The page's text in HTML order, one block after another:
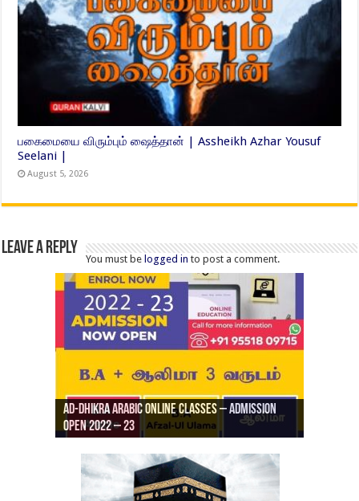
பகைமையை விரும்பும் ஷைத்தான் | Assheikh Azhar Yousuf
Seelani |
August 5, 2026
Leave a Reply
You must be logged in to post a comment.
Ad-Dhikra Arabic Online Classes – Admission
Open 2022 – 23
Ad-Dhikra Arabic Online Classes – BA Arabic
AD DHIKRA ARABIC COLLEGE ADMISSION
ரியாத் ஜும்ஆ தமிழாக்கம், Jamia Al Hajiri
Masjid (Kuwait Masjid), Malaz, Riyadh